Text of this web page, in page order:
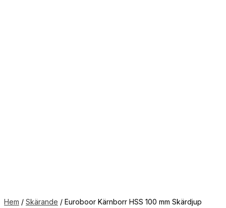
Hem / Skärande / Euroboor Kärnborr HSS 100 mm Skärdjup